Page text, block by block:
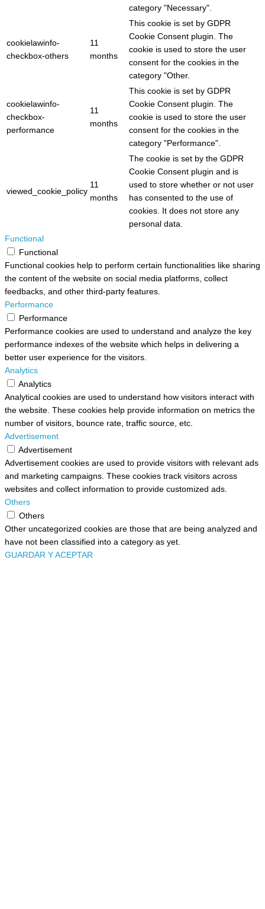
category "Necessary".
cookielawinfo-
checkbox-others
11
months
This cookie is set by GDPR
Cookie Consent plugin. The
cookie is used to store the user
consent for the cookies in the
category "Other.
cookielawinfo-
checkbox-
performance
11
months
This cookie is set by GDPR
Cookie Consent plugin. The
cookie is used to store the user
consent for the cookies in the
category "Performance".
viewed_cookie_policy
11
months
The cookie is set by the GDPR
Cookie Consent plugin and is
used to store whether or not user
has consented to the use of
cookies. It does not store any
personal data.
Functional
Functional
Functional cookies help to perform certain functionalities like sharing
the content of the website on social media platforms, collect
feedbacks, and other third-party features.
Performance
Performance
Performance cookies are used to understand and analyze the key
performance indexes of the website which helps in delivering a
better user experience for the visitors.
Analytics
Analytics
Analytical cookies are used to understand how visitors interact with
the website. These cookies help provide information on metrics the
number of visitors, bounce rate, traffic source, etc.
Advertisement
Advertisement
Advertisement cookies are used to provide visitors with relevant ads
and marketing campaigns. These cookies track visitors across
websites and collect information to provide customized ads.
Others
Others
Other uncategorized cookies are those that are being analyzed and
have not been classified into a category as yet.
GUARDAR Y ACEPTAR